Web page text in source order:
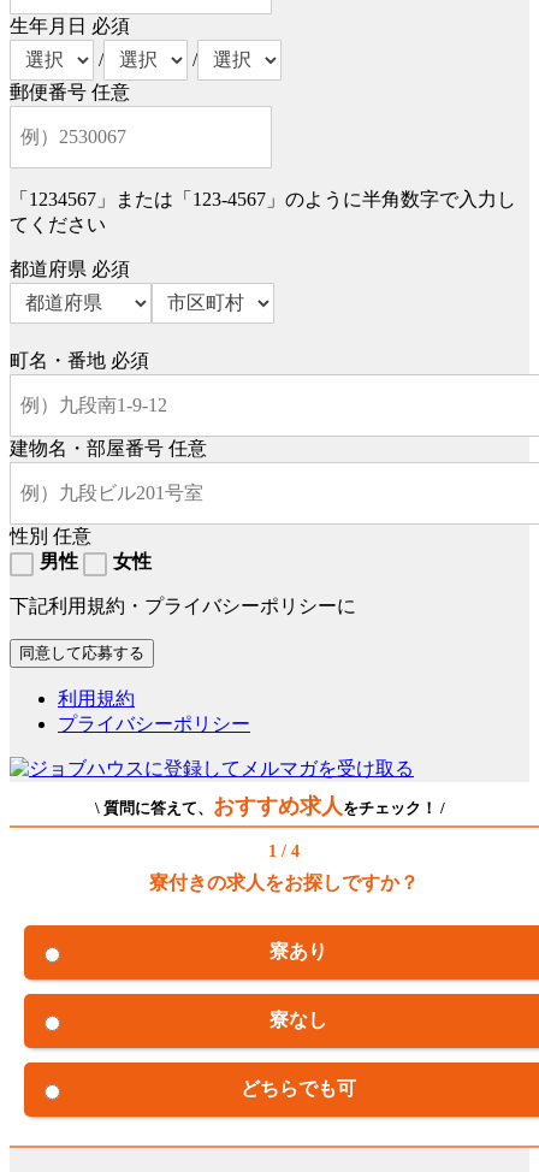
生年月日 必須
/
/
郵便番号 任意
「1234567」または「123-4567」のように半角数字で入力し
てください
都道府県 必須
町名・番地 必須
建物名・部屋番号 任意
性別 任意
男性
女性
下記利用規約・プライバシーポリシーに
利用規約
プライバシーポリシー
\ 質問に答えて、 おすすめ求人をチェック！ /
1 / 4
寮付きの求人をお探しですか？
寮あり
寮なし
どちらでも可